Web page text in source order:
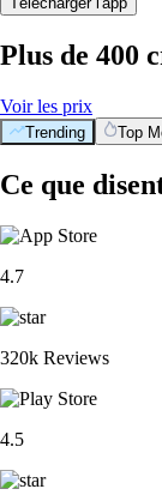
Plus de 400
Voir les prix
Trending Top
Ce que
4.7
320k Reviews
4.5